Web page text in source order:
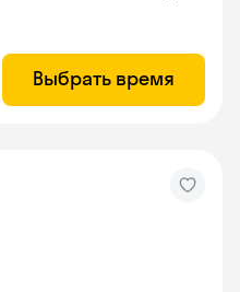
Выбрать время